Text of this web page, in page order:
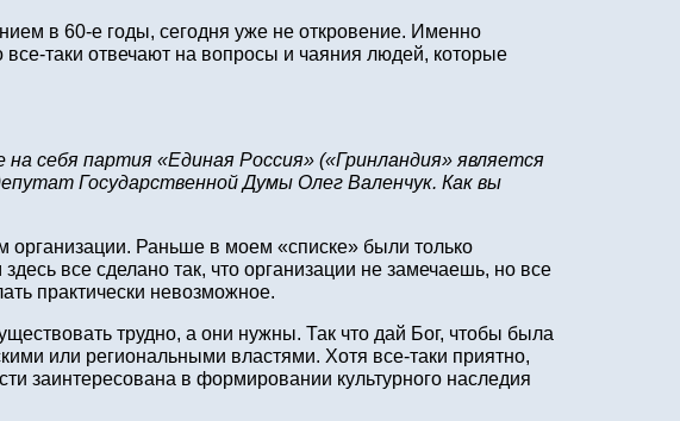
в 60‑е годы, сегодня уже не откровение. Именно
отвечают на вопросы и чаяния людей, которые
себя партия «Единая Россия» («Гринландия» является
Государственной Думы Олег Валенчук. Как вы
Раньше в моем «списке» были только
все сделано так, что организации не замечаешь, но все
практически невозможное.
трудно, а они нужны. Так что дай Бог, чтобы была
или региональными властями. Хотя все‑таки приятно,
заинтересована в формировании культурного наследия